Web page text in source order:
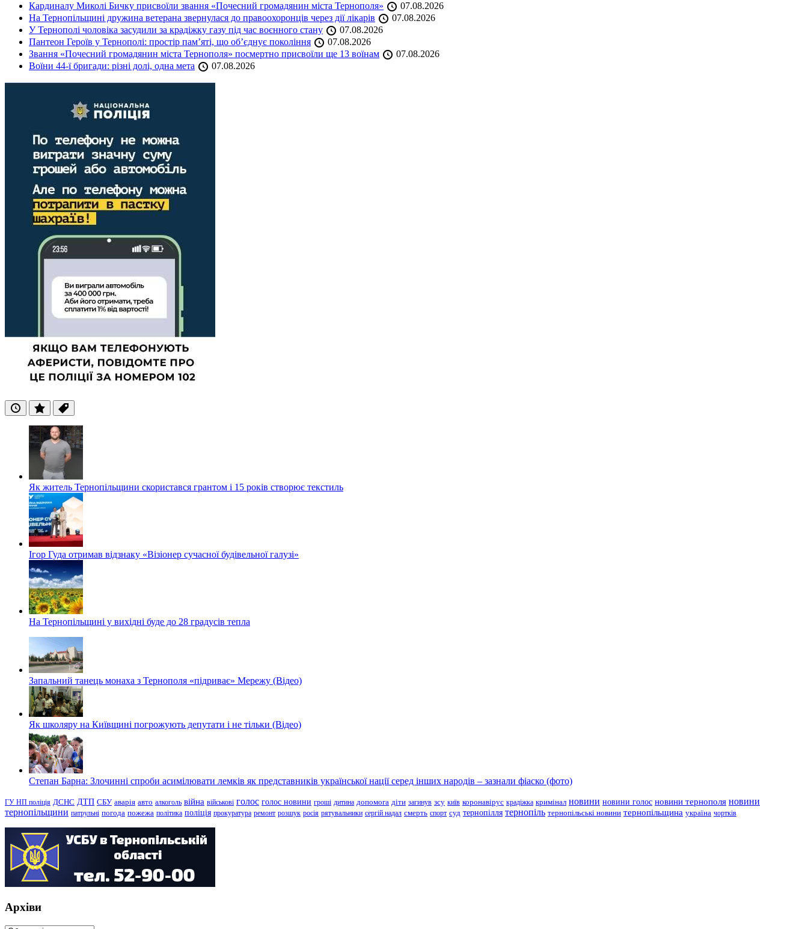
Кардиналу Миколі Бичку присвоїли звання «Почесний громадянин міста Тернополя»
07.08.2026
На Тернопільщині дружина ветерана звернулася до правоохоронців через дії лікарів
07.08.2026
У Тернополі чоловіка засудили за крадіжку газу під час воєнного стану
07.08.2026
Пантеон Героїв у Тернополі: простір пам’яті, що об’єднує покоління
07.08.2026
Звання «Почесний громадянин міста Тернополя» посмертно присвоїли ще 13 воїнам
07.08.2026
Воїни 44-ї бригади: різні долі, одна мета
07.08.2026
ОстанніПопулярні
Теги
Як житель Тернопільщини скористався грантом і 15 років створює текстиль
Ігор Гуда отримав відзнаку «Візіонер сучасної будівельної галузі»
На Тернопільщині у вихідні буде до 28 градусів тепла
Запальний танець монаха з Тернополя «підриває» Мережу (Відео)
Як школяру на Київщині погрожують депутати і не тільки (Відео)
Степан Барна: Злочинні спроби асимілювати лемків як представників української нації серед інших народів – зазнали фіаско (фото)
ГУ НП поліція ДСНС ДТП СБУ аварія авто алкоголь війна військові голос голос новини гроші дитина допомога діти загинув зсу київ коронавірус крадіжка кримінал новини новини голос новини тернополя новини
тернопільщини патрульні погода пожежа політика поліція прокуратура ремонт розшук росія рятувальники сергій надал смерть спорт суд тернопілля тернопіль тернопільські новини тернопільщина україна чортків
Архіви